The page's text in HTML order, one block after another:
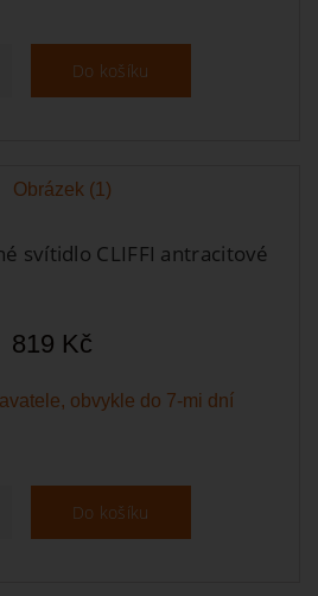
Do košíku
svítidlo CLIFFI antracitové
819 Kč
obvykle do 7-mi dní
Do košíku